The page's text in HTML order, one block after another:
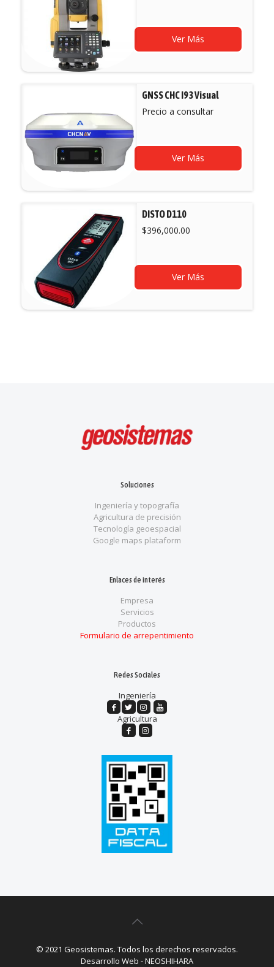
Ver Más
GNSS CHC I93 Visual
Precio a consultar
Ver Más
DISTO D110
$396,000.00
Ver Más
Soluciones
Ingeniería y topografía
Agricultura de precisión
Tecnología geoespacial
Google maps plataform
Enlaces de interés
Empresa
Servicios
Productos
Formulario de arrepentimiento
Redes Sociales
Ingeniería
Agricultura
© 2021 Geosistemas. Todos los derechos reservados.
Desarrollo Web - NEOSHIHARA